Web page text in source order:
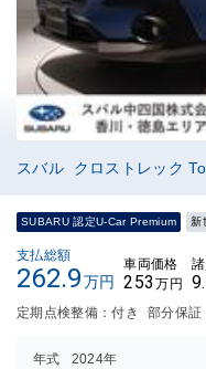
スバル クロストレック
SUBARU 認定U-Car Premium 新
支払総額
262.9万円
車両価格
253 万円
定期点検整備：付き 部分保証
年式 2024年